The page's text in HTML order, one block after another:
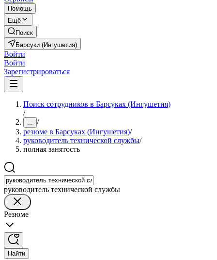
Помощь
Ещё
Поиск
Барсуки (Ингушетия)
Войти
Войти
Зарегистрироваться
Поиск сотрудников в Барсуках (Ингушетия)
/
... /
резюме в Барсуках (Ингушетия)/
руководитель технической службы/
полная занятость
руководитель технической службы
Резюме
Найти